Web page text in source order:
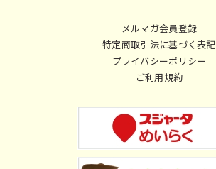
メルマガ会員登録
特定商取引法に基づく表記
プライバシーポリシー
ご利用規約